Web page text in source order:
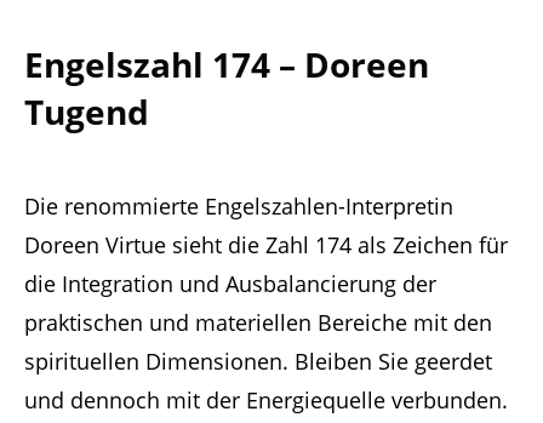
Engelszahl 174 – Doreen
Tugend
Die renommierte Engelszahlen-Interpretin
Doreen Virtue sieht die Zahl 174 als Zeichen für
die Integration und Ausbalancierung der
praktischen und materiellen Bereiche mit den
spirituellen Dimensionen. Bleiben Sie geerdet
und dennoch mit der Energiequelle verbunden.